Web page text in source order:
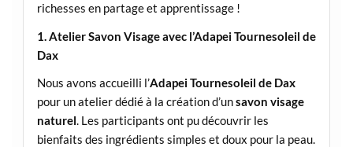
richesses en partage et apprentissage !
1. Atelier Savon Visage avec l’Adapei Tournesoleil de
Dax
Nous avons accueilli l’Adapei Tournesoleil de Dax
pour un atelier dédié à la création d’unsavon visage
naturel. Les participants ont pu découvrir les
bienfaits des ingrédients simples et doux pour la peau.